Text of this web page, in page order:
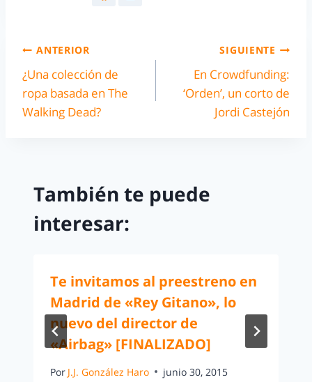
ANTERIOR
¿Una colección de
ropa basada en The
Walking Dead?
SIGUIENTE
En Crowdfunding:
‘Orden’, un corto de
Jordi Castejón
También te puede
interesar:
Te invitamos al preestreno en
Madrid de «Rey Gitano», lo
nuevo del director de
«Airbag» [FINALIZADO]
Por J.J. González Haro junio 30, 2015